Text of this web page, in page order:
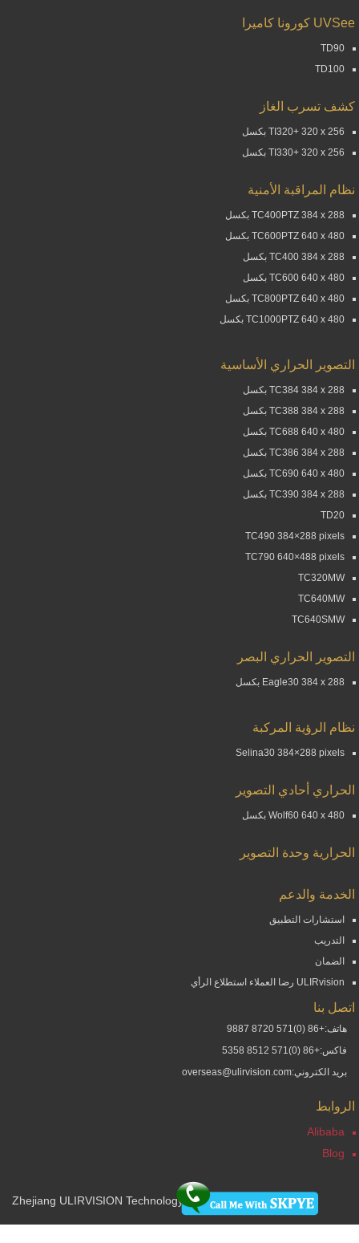
UVSee كورونا كاميرا
TD90
TD100
كشف تسرب الغاز
TI320+ 320 x 256 بكسل
TI330+ 320 x 256 بكسل
نظام المراقبة الأمنية
TC400PTZ 384 x 288 بكسل
TC600PTZ 640 x 480 بكسل
TC400 384 x 288 بكسل
TC600 640 x 480 بكسل
TC800PTZ 640 x 480 بكسل
TC1000PTZ 640 x 480 بكسل
التصوير الحراري الأساسية
TC384 384 x 288 بكسل
TC388 384 x 288 بكسل
TC688 640 x 480 بكسل
TC386 384 x 288 بكسل
TC690 640 x 480 بكسل
TC390 384 x 288 بكسل
TD20
TC490 384×288 pixels
TC790 640×488 pixels
TC320MW
TC640MW
TC640SMW
التصوير الحراري البصر
Eagle30 384 x 288 بكسل
نظام الرؤية المركبة
Selina30 384×288 pixels
الحراري أحادي التصوير
Wolf60 640 x 480 بكسل
الحرارية وحدة التصوير
الخدمة والدعم
استشارات التطبيق
التدريب
الضمان
ULIRvision رضا العملاء استطلاع الرأي
اتصل بنا
هاتف:+86 (0)571 8720 9887
فاكس:+86 (0)571 8512 5358
بريد الكتروني:overseas@ulirvision.com
الروابط
Alibaba
Blog
©2005-2026. Zhejiang ULIRVISION Technology Co., LTD